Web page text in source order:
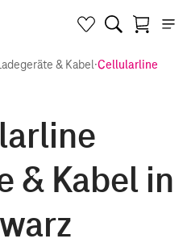
& Kabel·Cellularline
& Kabel in